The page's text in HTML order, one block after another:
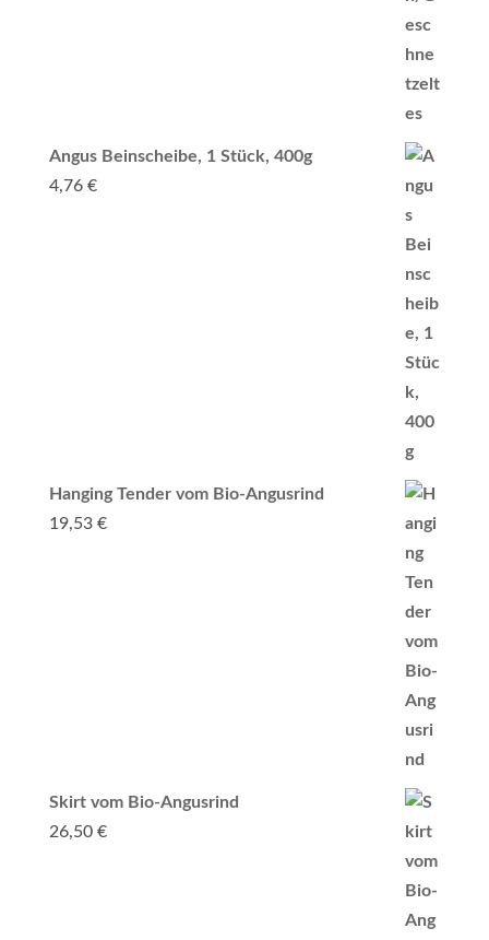
Angus Beinscheibe, 1 Stück, 400g
4,76 €
Hanging Tender vom Bio-Angusrind
19,53 €
Skirt vom Bio-Angusrind
26,50 €